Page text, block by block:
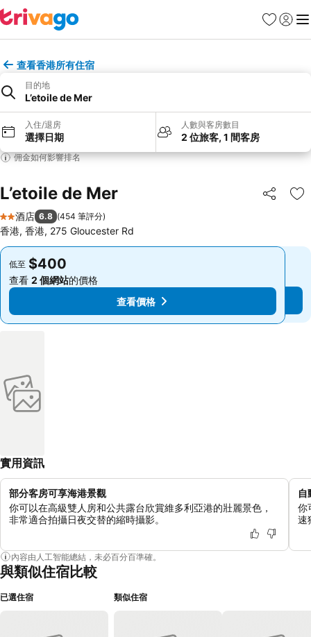
收藏夾
登入 選
查看香港所有住宿
目的地
L’etoile de Mer
入住/退房
選擇日期
人數與客房數目
2 位旅客, 1 間客房
佣金如何影響排名
L’etoile de Mer 分享
放
2 星級
酒店 6.8 (454 筆評分)
香港, 香港, 275 Gloucester Rd
低至 $400
查看 2 個網站的價格
查看價格
低至 $400
查看 2 個網站的價格
查看價格
實用資訊
部分客房可享海港景觀
你可以在高級雙人房和公共露台欣賞維多利亞港的壯麗景色，
非常適合拍攝日夜交替的縮時攝影。
自
你
速
內容由人工智能總結，未必百分百準確。
與類似住宿比較
已選住宿 類似住宿